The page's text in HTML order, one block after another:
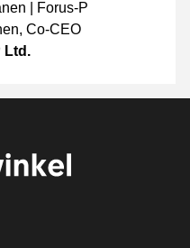
, Co-CEO
Ltd.